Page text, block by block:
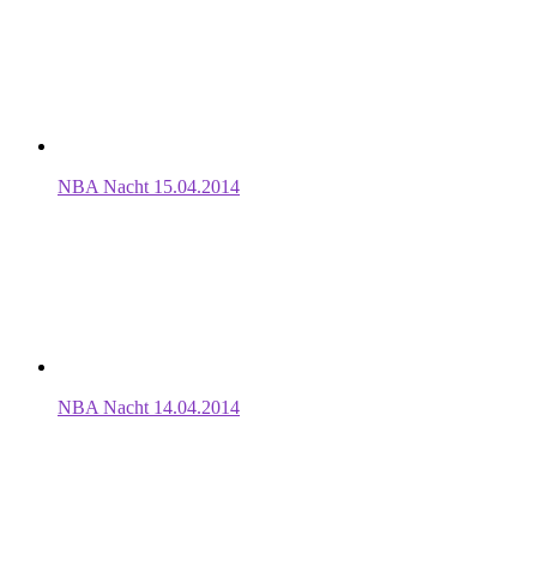
NBA Nacht 15.04.2014
NBA Nacht 14.04.2014